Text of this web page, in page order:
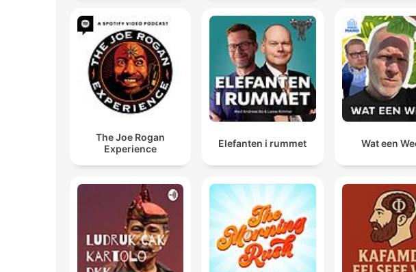
The Joe Rogan
Experience
Elefanten i rummet Wat een